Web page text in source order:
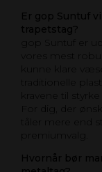
Er gop Suntuf
trapetstag?
gop Suntuf er
vores mest
kunne klare
traditionelle
kravene til
For dig, der
tåler mere end
premiumvalg.
Hvornår bør